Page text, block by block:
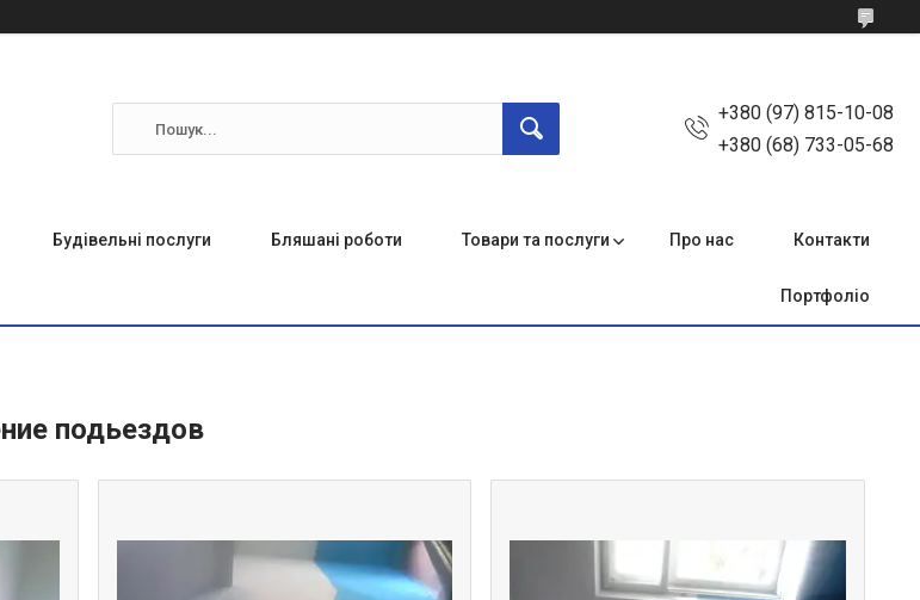
+380 (97) 815-10-08
+380 (68) 733-05-68
Будівельні послуги Бляшані роботи Товари та послуги Про нас Контакти
Портфоліо
подьездов